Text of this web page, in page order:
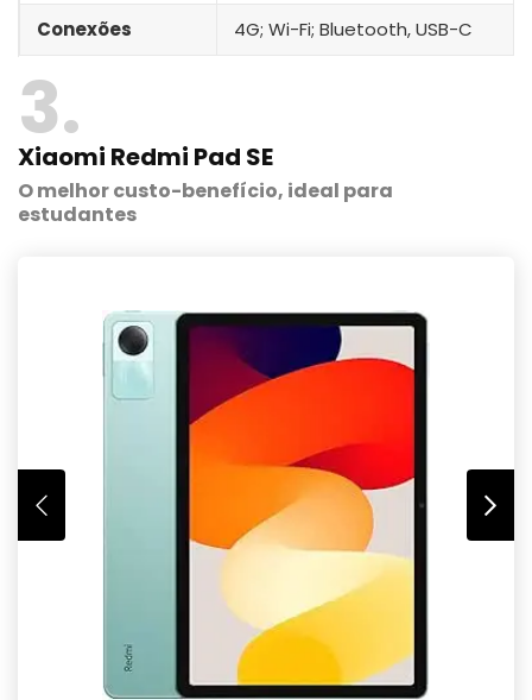
Conexões 4G; Wi-Fi; Bluetooth, USB-C
3
Xiaomi Redmi Pad SE
O melhor custo-benefício, ideal para
estudantes